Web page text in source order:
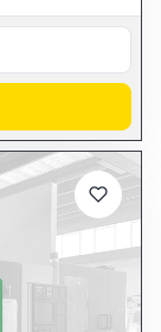
precisione e
funzionante
logistici su